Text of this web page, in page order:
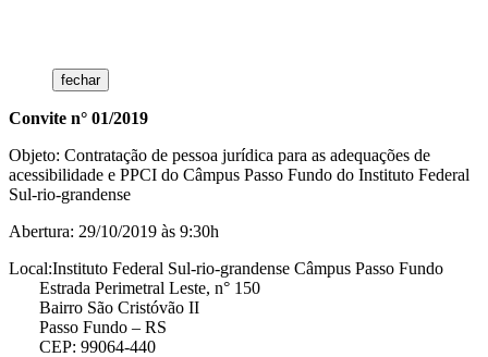
fechar
Convite n° 01/2019
Objeto: Contratação de pessoa jurídica para as adequações de
acessibilidade e PPCI do Câmpus Passo Fundo do Instituto Federal
Sul-rio-grandense
Abertura: 29/10/2019 às 9:30h
Local:Instituto Federal Sul-rio-grandense Câmpus Passo Fundo
Estrada Perimetral Leste, n° 150
Bairro São Cristóvão II
Passo Fundo – RS
CEP: 99064-440